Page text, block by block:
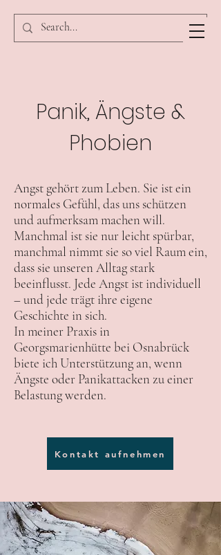
Panik, Ängste &
Phobien
Angst gehört zum Leben. Sie ist ein
normales Gefühl, das uns schützen
und aufmerksam machen will.
Manchmal ist sie nur leicht spürbar,
manchmal nimmt sie so viel Raum ein,
dass sie unseren Alltag stark
beeinflusst. Jede Angst ist individuell
– und jede trägt ihre eigene
Geschichte in sich.
In meiner Praxis in
Georgsmarienhütte bei Osnabrück
biete ich Unterstützung an, wenn
Ängste oder Panikattacken zu einer
Belastung werden.
Kontakt aufnehmen